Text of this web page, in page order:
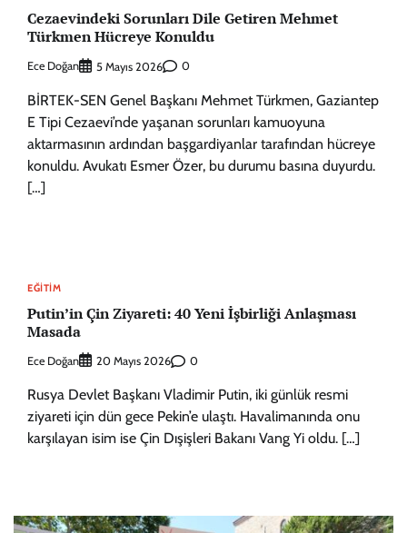
Cezaevindeki Sorunları Dile Getiren Mehmet
Türkmen Hücreye Konuldu
Ece Doğan 5 Mayıs 2026 0
BİRTEK-SEN Genel Başkanı Mehmet Türkmen, Gaziantep
E Tipi Cezaevi’nde yaşanan sorunları kamuoyuna
aktarmasının ardından başgardiyanlar tarafından hücreye
konuldu. Avukatı Esmer Özer, bu durumu basına duyurdu.
[…]
EĞITIM
Putin’in Çin Ziyareti: 40 Yeni İşbirliği Anlaşması
Masada
Ece Doğan 20 Mayıs 2026 0
Rusya Devlet Başkanı Vladimir Putin, iki günlük resmi
ziyareti için dün gece Pekin’e ulaştı. Havalimanında onu
karşılayan isim ise Çin Dışişleri Bakanı Vang Yi oldu. […]